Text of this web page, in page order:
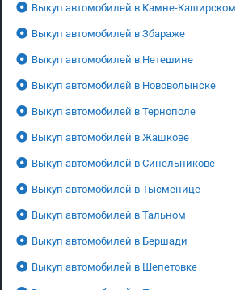
Выкуп автомобилей в Камне-Каширском
Выкуп автомобилей в Збараже
Выкуп автомобилей в Нетешине
Выкуп автомобилей в Нововолынске
Выкуп автомобилей в Тернополе
Выкуп автомобилей в Жашкове
Выкуп автомобилей в Синельникове
Выкуп автомобилей в Тысменице
Выкуп автомобилей в Тальном
Выкуп автомобилей в Бершади
Выкуп автомобилей в Шепетовке